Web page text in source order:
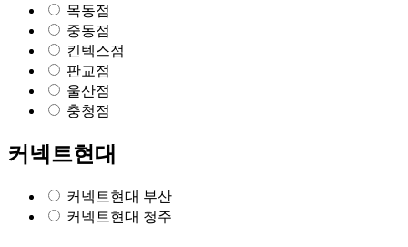
목동점
중동점
킨텍스점
판교점
울산점
충청점
커넥트현대
커넥트현대 부산
커넥트현대 청주